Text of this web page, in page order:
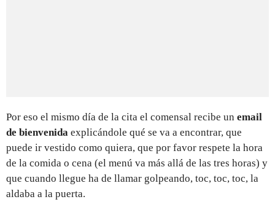
Por eso el mismo día de la cita el comensal recibe un email
de bienvenida explicándole qué se va a encontrar, que
puede ir vestido como quiera, que por favor respete la hora
de la comida o cena (el menú va más allá de las tres horas) y
que cuando llegue ha de llamar golpeando, toc, toc, toc, la
aldaba a la puerta.